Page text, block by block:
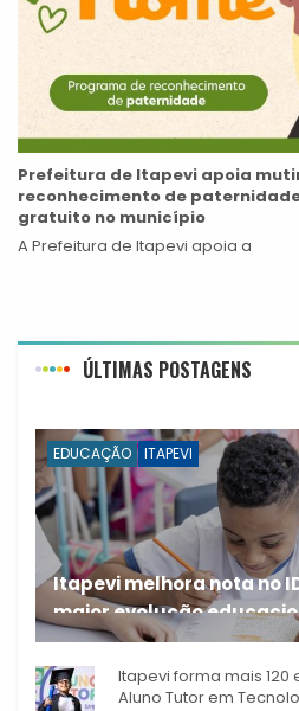
Prefeitura de Itapevi apoia
reconhecimento de
gratuito no município
A Prefeitura de Itapevi apoia a
ÚLTIMAS POSTAGENS
EDUCAÇÃO ITAPEVI
Itapevi melhora nota no
maior evolução
A rede municipal de ensino
Itapevi forma mais
Aluno Tutor em